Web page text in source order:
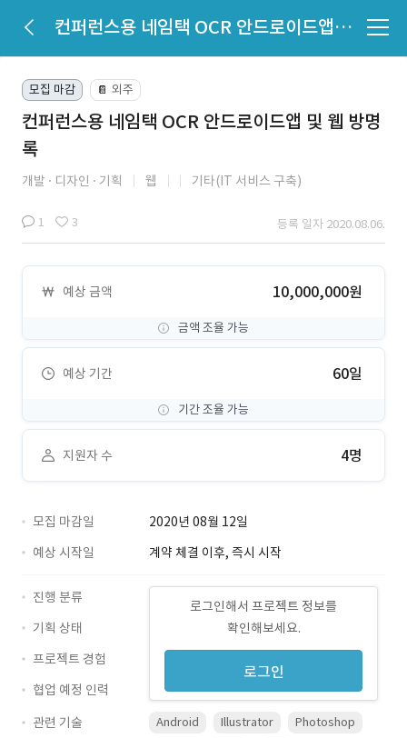
컨퍼런스용 네임택 OCR 안드로이드앱 및 웹 방명록
모집 마감 📔 외주
컨퍼런스용 네임택 OCR 안드로이드앱 및 웹 방명
록
개발 디자인 기획 웹 기타(IT 서비스 구축)
1 3 등록 일자 2020.08.06.
예상 금액 10,000,000원
금액 조율 가능
예상 기간 60일
기간 조율 가능
지원자 수 4명
모집 마감일
2020년 08월 12일
예상 시작일
계약 체결 이후, 즉시 시작
로그인해서 프로젝트 정보를
확인해보세요.
로그인
진행 분류
기획 상태
프로젝트 경험
협업 예정 인력
관련 기술
Android Illustrator
Photoshop